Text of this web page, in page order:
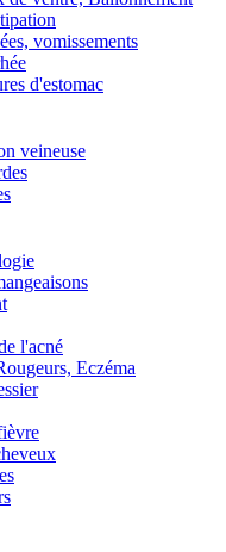
vomissements
d'estomac
veineuse
l'acné
Eczéma